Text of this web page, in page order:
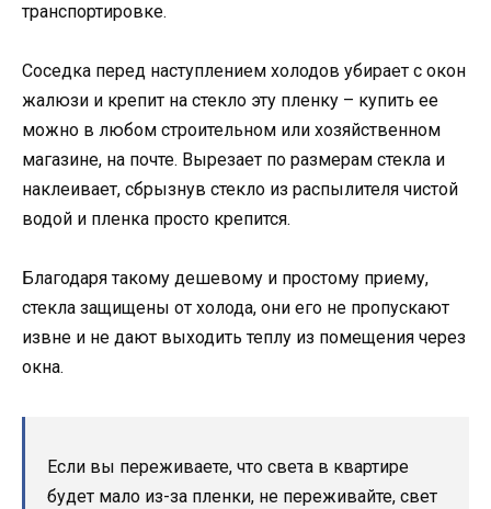
транспортировке.
Соседка перед наступлением холодов убирает с окон
жалюзи и крепит на стекло эту пленку – купить ее
можно в любом строительном или хозяйственном
магазине, на почте. Вырезает по размерам стекла и
наклеивает, сбрызнув стекло из распылителя чистой
водой и пленка просто крепится.
Благодаря такому дешевому и простому приему,
стекла защищены от холода, они его не пропускают
извне и не дают выходить теплу из помещения через
окна.
Если вы переживаете, что света в квартире
будет мало из-за пленки, не переживайте, свет